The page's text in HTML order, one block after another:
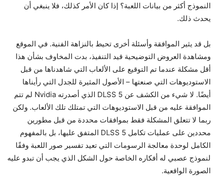
النموذج أكثر من بيانات اللعبة؟ إذا كان الأمر كذلك، فلا ينبغي أن
يحدث ذلك.
بل قد يثير الموافقة وأسئلة أخرى تحيط بالنزاهة الفنية. في الموقع
ومشاهدة العروض التوضيحية قيد التنفيذ، بدت المخاوف بشأن هذا
أقل مشكلة عندما تم التوقيع على الألعاب التي شاهدناها من قبل
الاستوديوهات التي صنعتها – الأصول المثيرة للجدل التي رأيناها
أيضًا. لا شيء من الكشف عن DLSS 5 الذي أصدرته Nvidia لم تتم
الموافقة عليه من قبل الاستوديوهات التي تمتلك تلك الألعاب. ولكن
ربما لا تتعلق المشكلة فقط بموافقات محددة من قبل مطورين
محددين على عمليات تكامل DLSS 5 المتفق عليها، بل بالمفهوم
الكامل لوحدة معالجة الرسومات التي تعيد تفسير صور اللعبة وفقًا
لنموذج عصبي له أفكاره الخاصة حول الشكل الذي يجب أن تبدو عليه
الصورة الواقعية.